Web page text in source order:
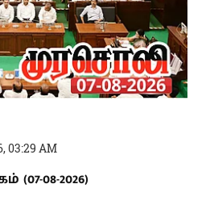
03:29 AM
08-2026)